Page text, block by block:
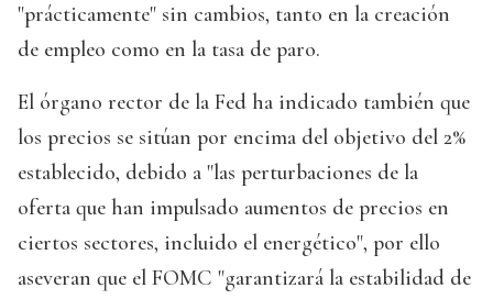
"prácticamente" sin cambios, tanto en la creación
de empleo como en la tasa de paro.
El órgano rector de la Fed ha indicado también que
los precios se sitúan por encima del objetivo del 2%
establecido, debido a "las perturbaciones de la
oferta que han impulsado aumentos de precios en
ciertos sectores, incluido el energético", por ello
aseveran que el FOMC "garantizará la estabilidad de